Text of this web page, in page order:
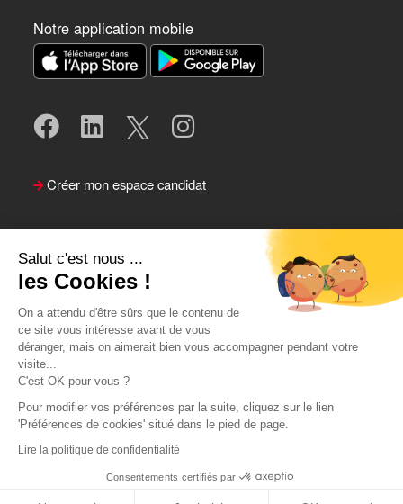
Salut c'est nous ...
les Cookies !
On a attendu d'être sûrs que le contenu de
ce site vous intéresse avant de vous
déranger, mais on aimerait bien vous accompagner pendant votre
visite...
C'est OK pour vous ?
Pour modifier vos préférences par la suite, cliquez sur le lien
'Préférences de cookies' situé dans le pied de page.
Lire la politique de confidentialité
Consentements certifiés par
Notre application mobile
Créer mon espace candidat